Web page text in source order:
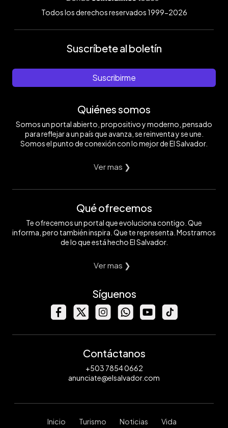
Todos los derechos reservados 1999-2026
Suscríbete al boletín
Suscribirme
Quiénes somos
Somos un portal abierto, propositivo y moderno, pensado
para reflejar a un país que avanza, se reinventa y se une.
Somos el punto de conexión con lo mejor de El Salvador.
Ver mas ❯
Qué ofrecemos
Te ofrecemos un portal que evoluciona contigo. Que
informa, pero también inspira. Que te representa. Mostramos
de lo que está hecho El Salvador.
Ver mas ❯
Síguenos
Contáctanos
+503 7854 0662
anunciate@elsalvador.com
Inicio Turismo Noticias Vida